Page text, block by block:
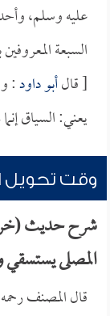
عليه وسلم،
السبعة
[ قالأبو داود:
يعني: السياق
وقت تحويل
شرح حديث
المصلى يستسقي
قال المصنف